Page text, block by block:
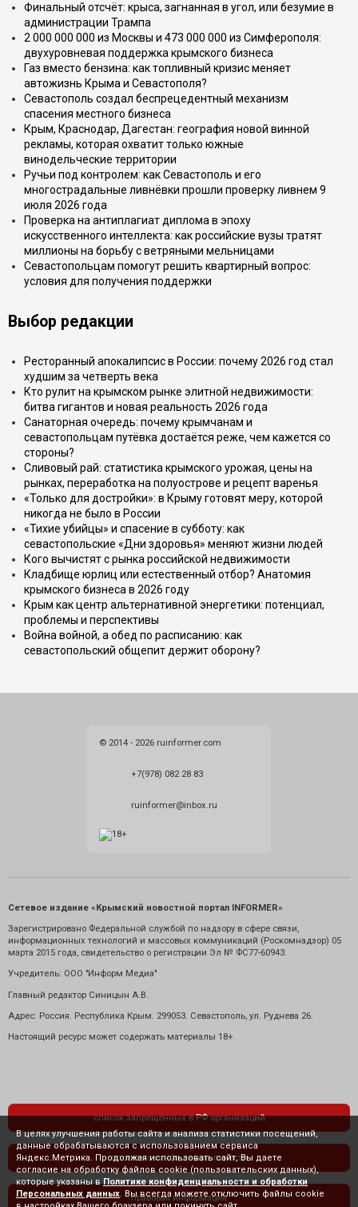
Финальный отсчёт: крыса, загнанная в угол, или безумие в
администрации Трампа
2 000 000 000 из Москвы и 473 000 000 из Симферополя:
двухуровневая поддержка крымского бизнеса
Газ вместо бензина: как топливный кризис меняет
автожизнь Крыма и Севастополя?
Севастополь создал беспрецедентный механизм
спасения местного бизнеса
Крым, Краснодар, Дагестан: география новой винной
рекламы, которая охватит только южные
винодельческие территории
Ручьи под контролем: как Севастополь и его
многострадальные ливнёвки прошли проверку ливнем 9
июля 2026 года
Проверка на антиплагиат диплома в эпоху
искусственного интеллекта: как российские вузы тратят
миллионы на борьбу с ветряными мельницами
Севастопольцам помогут решить квартирный вопрос:
условия для получения поддержки
Выбор редакции
Ресторанный апокалипсис в России: почему 2026 год стал
худшим за четверть века
Кто рулит на крымском рынке элитной недвижимости:
битва гигантов и новая реальность 2026 года
Санаторная очередь: почему крымчанам и
севастопольцам путёвка достаётся реже, чем кажется со
стороны?
Сливовый рай: статистика крымского урожая, цены на
рынках, переработка на полуострове и рецепт варенья
«Только для достройки»: в Крыму готовят меру, которой
никогда не было в России
«Тихие убийцы» и спасение в субботу: как
севастопольские «Дни здоровья» меняют жизни людей
Кого вычистят с рынка российской недвижимости
Кладбище юрлиц или естественный отбор? Анатомия
крымского бизнеса в 2026 году
Крым как центр альтернативной энергетики: потенциал,
проблемы и перспективы
Война войной, а обед по расписанию: как
севастопольский общепит держит оборону?
© 2014 - 2026 ruinformer.com
+7(978) 082 28 83
ruinformer@inbox.ru
Сетевое издание «Крымский новостной портал INFORMER»
Зарегистрировано Федеральной службой по надзору в сфере связи,
информационных технологий и массовых коммуникаций (Роскомнадзор) 05
марта 2015 года, свидетельство о регистрации Эл № ФС77-60943.
Учредитель: ООО "Информ Медиа"
Главный редактор Синицын А.В.
Адрес: Россия. Республика Крым. 299053. Севастополь, ул. Руднева 26.
Настоящий ресурс может содержать материалы 18+
список запрещенных в РФ организаций
политика конфиденциальности
правовая информация
В целях улучшения работы сайта и анализа статистики посещений,
данные обрабатываются с использованием сервиса
Яндекс.Метрика. Продолжая использовать сайт, Вы даете
согласие на обработку файлов cookie (пользовательских данных),
которые указаны в Политике конфиденциальности и обработки
Персональных данных . Вы всегда можете отключить файлы cookie